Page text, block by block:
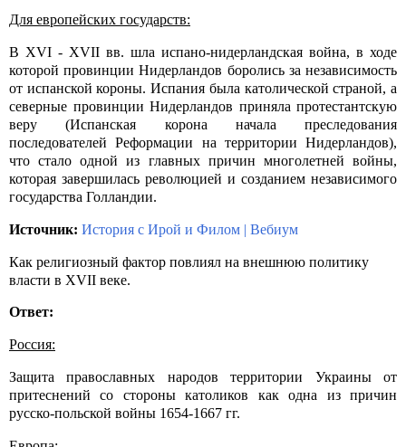
Для европейских государств:
В XVI - XVII вв. шла испано-нидерландская война, в ходе
которой провинции Нидерландов боролись за независимость
от испанской короны. Испания была католической страной, а
северные провинции Нидерландов приняла протестантскую
веру (Испанская корона начала преследования
последователей Реформации на территории Нидерландов),
что стало одной из главных причин многолетней войны,
которая завершилась революцией и созданием независимого
государства Голландии.
Источник: История с Ирой и Филом | Вебиум
Как религиозный фактор повлиял на внешнюю политику
власти в XVII веке.
Ответ:
Россия:
Защита православных народов территории Украины от
притеснений со стороны католиков как одна из причин
русско-польской войны 1654-1667 гг.